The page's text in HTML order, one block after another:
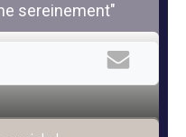
sereinement"